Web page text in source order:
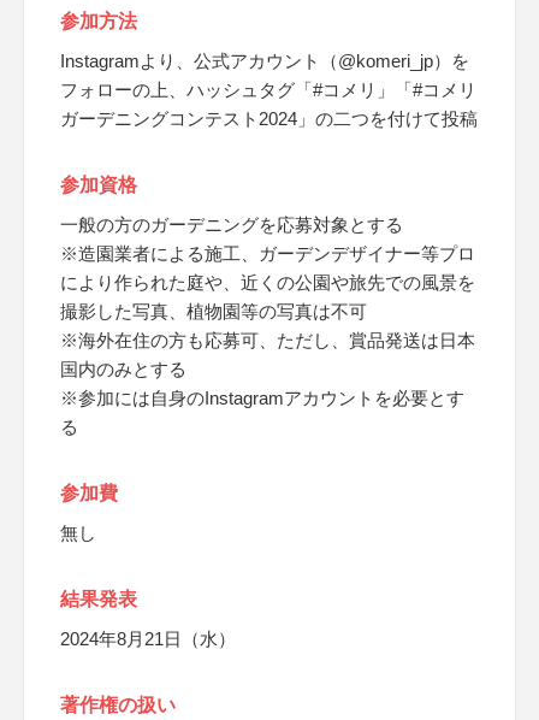
参加方法
Instagramより、公式アカウント（@komeri_jp）を
フォローの上、ハッシュタグ「#コメリ」「#コメリ
ガーデニングコンテスト2024」の二つを付けて投稿
参加資格
一般の方のガーデニングを応募対象とする
※造園業者による施工、ガーデンデザイナー等プロ
により作られた庭や、近くの公園や旅先での風景を
撮影した写真、植物園等の写真は不可
※海外在住の方も応募可、ただし、賞品発送は日本
国内のみとする
※参加には自身のInstagramアカウントを必要とす
る
参加費
無し
結果発表
2024年8月21日（水）
著作権の扱い